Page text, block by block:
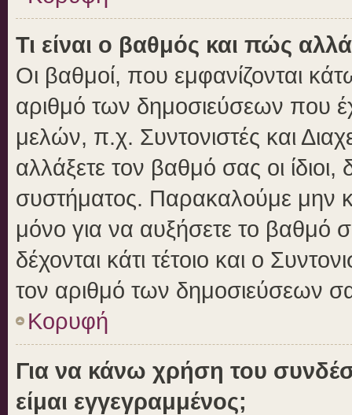
Τι είναι ο βαθμός και πώς
Οι βαθμοί, που εμφανίζονται
αριθμό των δημοσιεύσεων που
μελών, π.χ. Συντονιστές και
αλλάξετε τον βαθμό σας οι ίδιοι,
συστήματος. Παρακαλούμε μην
μόνο για να αυξήσετε το βαθμό
δέχονται κάτι τέτοιο και ο
τον αριθμό των δημοσιεύσεων
Κορυφή
Για να κάνω χρήση του
είμαι εγγεγραμμένος;